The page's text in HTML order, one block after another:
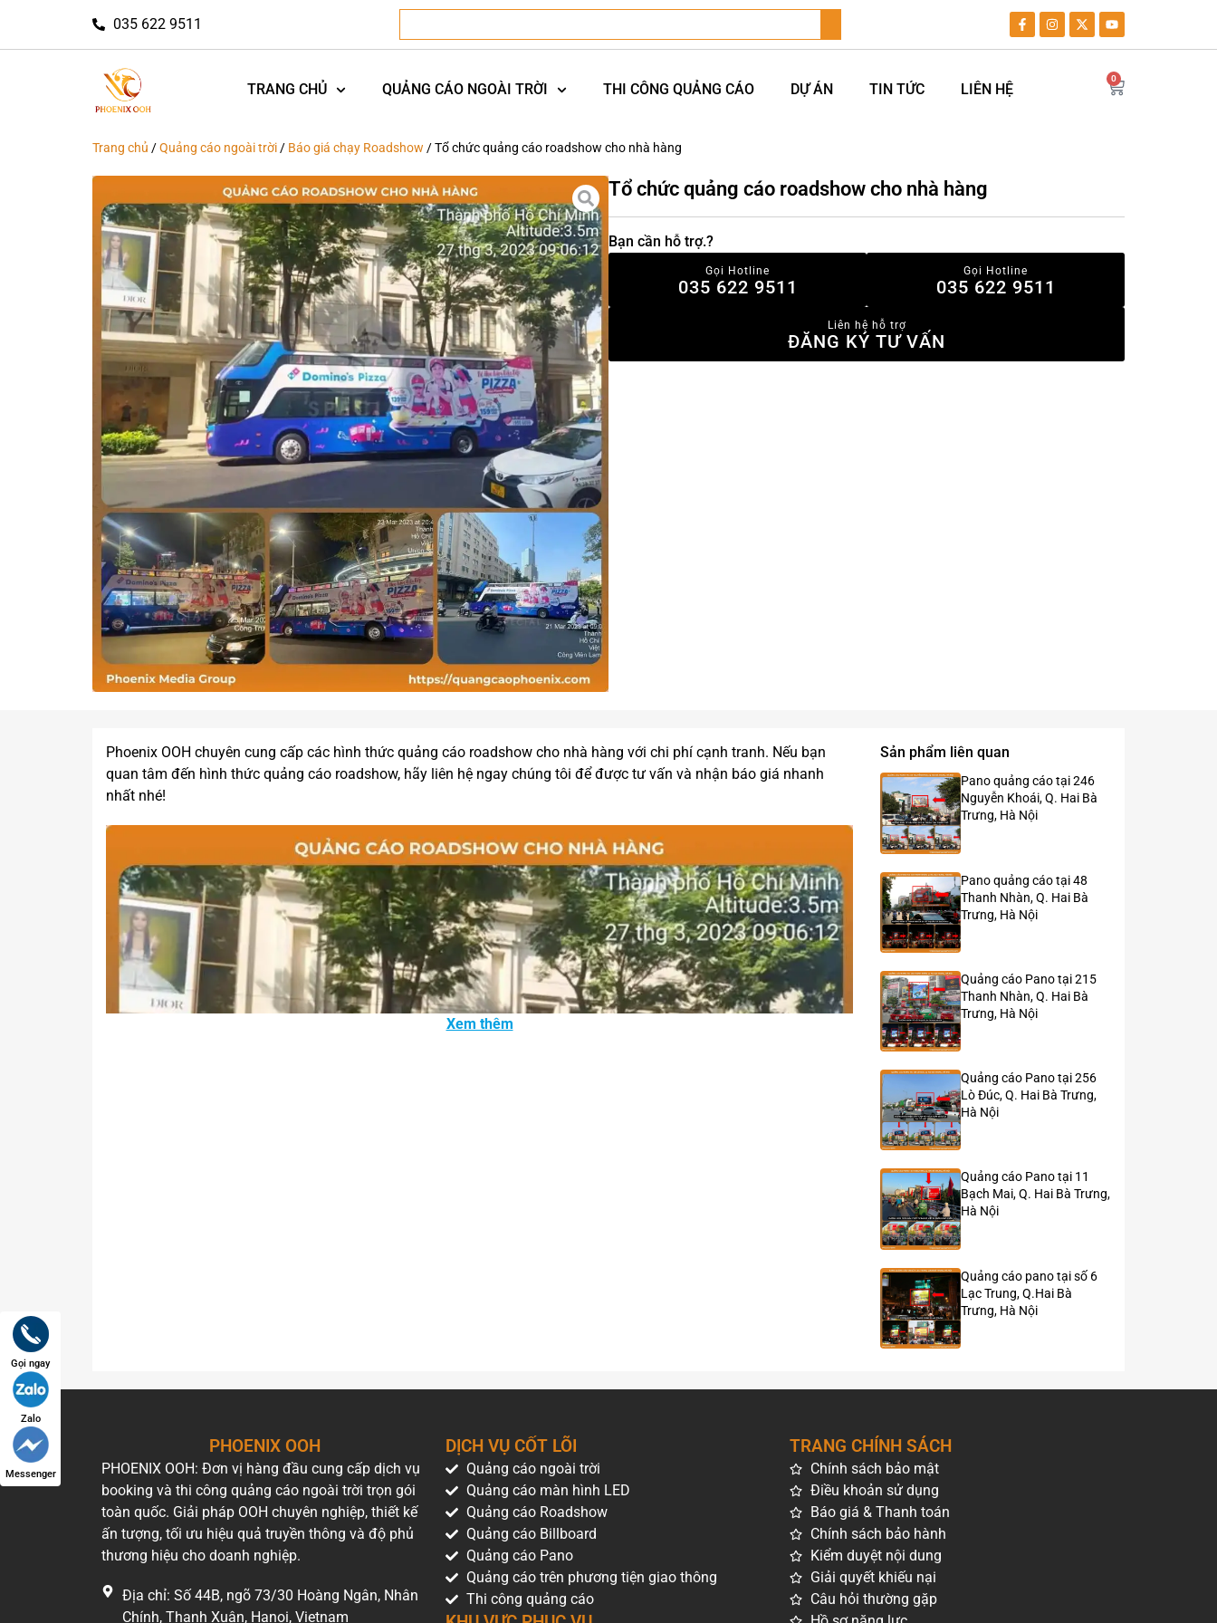
035 622 9511
TRANG CHỦ QUẢNG CÁO NGOÀI TRỜI THI CÔNG QUẢNG CÁO DỰ ÁN TIN TỨC LIÊN HỆ
0
Trang chủ /Quảng cáo ngoài trời/ Báo giá chạy Roadshow / Tổ chức quảng cáo roadshow cho nhà hàng
Tổ chức quảng cáo roadshow cho nhà hàng
Bạn cần hỗ trợ.?
Gọi Hotline
035 622 9511
Gọi Hotline
035 622 9511
Liên hệ hỗ trợ
ĐĂNG KÝ TƯ VẤN
Phoenix OOH chuyên cung cấp các hình thức quảng cáo roadshow cho nhà hàng với chi phí cạnh tranh. Nếu bạn
quan tâm đến hình thức quảng cáo roadshow, hãy liên hệ ngay chúng tôi để được tư vấn và nhận báo giá nhanh
nhất nhé!
Chiến dịch quảng cáo roadshow xe buýt 2 tầng cho nhà hàng Domino’s Pizza
Xem thêm
Sản phẩm liên quan
Pano quảng cáo tại 246
Nguyễn Khoái, Q. Hai Bà
Trưng, Hà Nội
Pano quảng cáo tại 48
Thanh Nhàn, Q. Hai Bà
Trưng, Hà Nội
Quảng cáo Pano tại 215
Thanh Nhàn, Q. Hai Bà
Trưng, Hà Nội
Quảng cáo Pano tại 256
Lò Đúc, Q. Hai Bà Trưng,
Hà Nội
Quảng cáo Pano tại 11
Bạch Mai, Q. Hai Bà Trưng,
Hà Nội
Quảng cáo pano tại số 6
Lạc Trung, Q.Hai Bà
Trưng, Hà Nội
PHOENIX OOH
PHOENIX OOH: Đơn vị hàng đầu cung cấp dịch vụ
booking và thi công quảng cáo ngoài trời trọn gói
toàn quốc. Giải pháp OOH chuyên nghiệp, thiết kế
ấn tượng, tối ưu hiệu quả truyền thông và độ phủ
thương hiệu cho doanh nghiệp.
Địa chỉ: Số 44B, ngõ 73/30 Hoàng Ngân, Nhân
Chính, Thanh Xuân, Hanoi, Vietnam
Gọi ngay
Zalo
Messenger
DỊCH VỤ CỐT LÕI
Quảng cáo ngoài trời
Quảng cáo màn hình LED
Quảng cáo Roadshow
Quảng cáo Billboard
Quảng cáo Pano
Quảng cáo trên phương tiện giao thông
Thi công quảng cáo
TRANG CHÍNH SÁCH
Chính sách bảo mật
Điều khoản sử dụng
Báo giá & Thanh toán
Chính sách bảo hành
Kiểm duyệt nội dung
Giải quyết khiếu nại
Câu hỏi thường gặp